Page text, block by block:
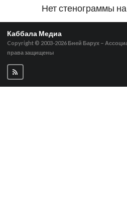
Нет стенограммы
Каббала Медиа
Copyright © 2003-2026 Бней Барух –
права защищены